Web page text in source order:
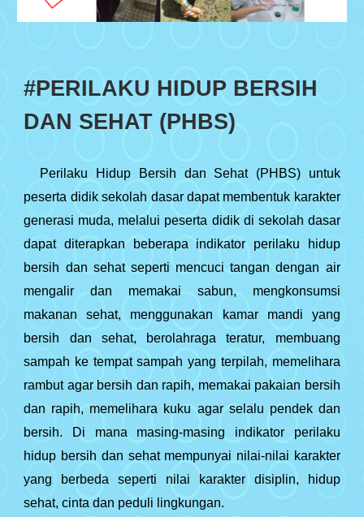
#PERILAKU HIDUP BERSIH
DAN SEHAT (PHBS)
Perilaku Hidup Bersih dan Sehat (PHBS) untuk
peserta didik sekolah dasar dapat membentuk karakter
generasi muda, melalui peserta didik di sekolah dasar
dapat diterapkan beberapa indikator perilaku hidup
bersih dan sehat seperti mencuci tangan dengan air
mengalir dan memakai sabun, mengkonsumsi
makanan sehat, menggunakan kamar mandi yang
bersih dan sehat, berolahraga teratur, membuang
sampah ke tempat sampah yang terpilah, memelihara
rambut agar bersih dan rapih, memakai pakaian bersih
dan rapih, memelihara kuku agar selalu pendek dan
bersih. Di mana masing-masing indikator perilaku
hidup bersih dan sehat mempunyai nilai-nilai karakter
yang berbeda seperti nilai karakter disiplin, hidup
sehat, cinta dan peduli lingkungan.